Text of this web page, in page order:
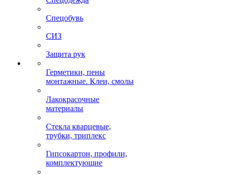
Спецобувь
СИЗ
Защита рук
Герметики, пены
монтажные. Клеи, смолы
Лакокрасочные
материалы
Стекла кварцевые,
трубки, триплекс
Гипсокартон, профили,
комплектующие